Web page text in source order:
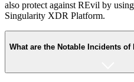
also protect against REvil by
Singularity XDR Platform.